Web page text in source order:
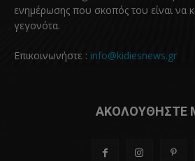
ενημέρωσης που σκοπός του είναι να
γεγονότα.
Επικοινωνήστε : info@kidiesnews.gr
ΑΚΟΛΟΥΘΗΣΤΕ